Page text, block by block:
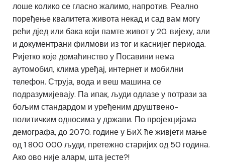
лоше колико се гласно жалимо, напротив. Реално
поређење квалитета живота некад и сад вам могу
рећи дјед или бака који памте живот у 20. вијеку, али
и документрани филмови из тог и каснијег периода.
Ријетко које домаћинство у Посавини нема
аутомобил, клима уређај, интернет и мобилни
телефон. Струја, вода и веш машина се
подразумијевају. Па ипак, људи одлазе у потрази за
бољим стандардом и уређеним друштвено-
политичким односима у држави. По пројекцијама
демографа, до 2070. године у БиХ ће живјети мање
од 1 800 000 људи, претежно старијих од 50 година.
Ако ово није аларм, шта јесте?!